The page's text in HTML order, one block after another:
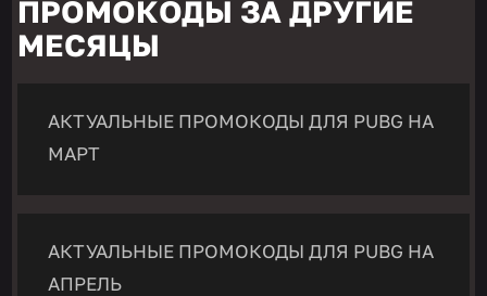
ПРОМОКОДЫ ЗА ДРУГИЕ
МЕСЯЦЫ
АКТУАЛЬНЫЕ ПРОМОКОДЫ ДЛЯ PUBG НА
МАРТ
АКТУАЛЬНЫЕ ПРОМОКОДЫ ДЛЯ PUBG НА
АПРЕЛЬ